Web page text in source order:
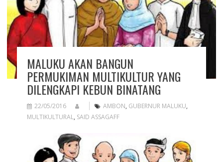
MALUKU AKAN BANGUN
PERMUKIMAN MULTIKULTUR YANG
DILENGKAPI KEBUN BINATANG
22/05/2016 AMBON, GUBERNUR MALUKU,
MULTIKULTURAL, SAID ASSAGAFF